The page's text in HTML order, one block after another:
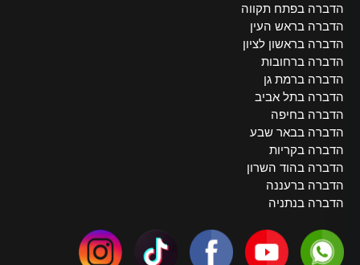
הדברה בפתח תקווה
הדברה בראש העין
הדברה בראשון לציון
הדברה ברחובות
הדברה ברמת גן
הדברה בתל אביב
הדברה בחיפה
הדברה בבאר שבע
הדברה בקריות
הדברה בהוד השרון
הדברה ברעננה
הדברה בנתניה